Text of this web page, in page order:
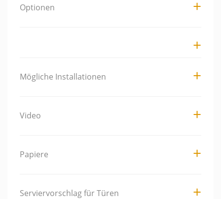
Optionen
Mögliche Installationen
Video
Papiere
Serviervorschlag für Türen